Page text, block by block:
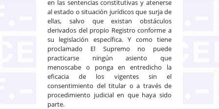
en las sentencias constitutivas y atenerse
al estado o situación jurídicos que surja de
ellas, salvo que existan obstáculos
derivados del propio Registro conforme a
su legislación específica. Y como tiene
proclamado El Supremo no puede
practicarse ningún asiento que
menoscabe o ponga en entredicho la
eficacia de los vigentes sin el
consentimiento del titular o a través de
procedimiento judicial en que haya sido
parte.